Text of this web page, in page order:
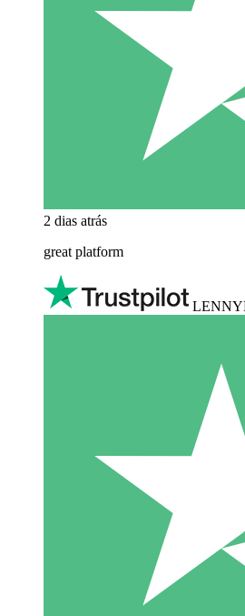
2 dias atrás
great platform